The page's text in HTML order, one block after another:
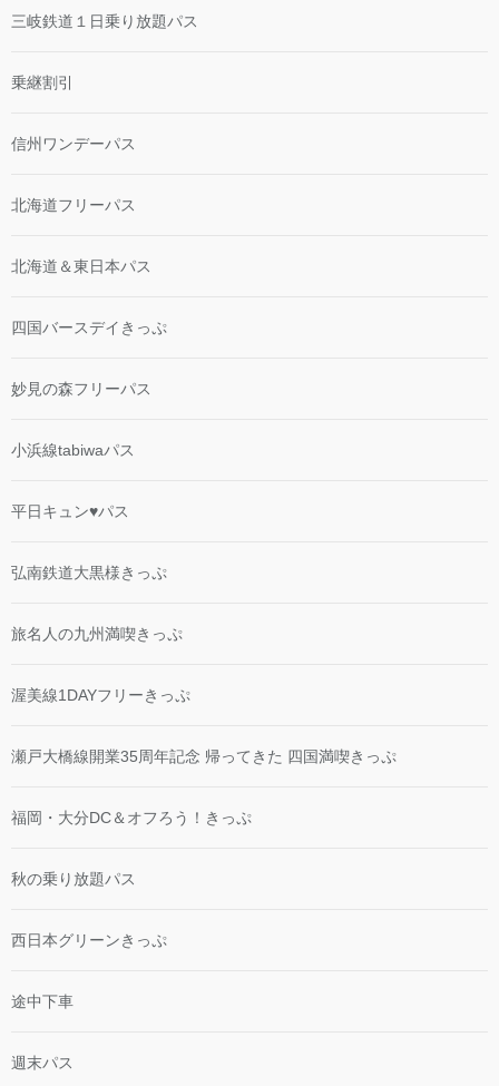
三岐鉄道１日乗り放題パス
乗継割引
信州ワンデーパス
北海道フリーパス
北海道＆東日本パス
四国バースデイきっぷ
妙見の森フリーパス
小浜線tabiwaパス
平日キュン♥パス
弘南鉄道大黒様きっぷ
旅名人の九州満喫きっぷ
渥美線1DAYフリーきっぷ
瀬戸大橋線開業35周年記念 帰ってきた 四国満喫きっぷ
福岡・大分DC＆オフろう！きっぷ
秋の乗り放題パス
西日本グリーンきっぷ
途中下車
週末パス